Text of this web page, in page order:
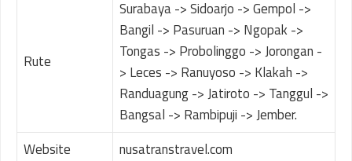
Rute
Surabaya -> Sidoarjo -> Gempol ->
Bangil -> Pasuruan -> Ngopak ->
Tongas -> Probolinggo -> Jorongan -
> Leces -> Ranuyoso -> Klakah ->
Randuagung -> Jatiroto -> Tanggul ->
Bangsal -> Rambipuji -> Jember.
Website
nusatranstravel.com